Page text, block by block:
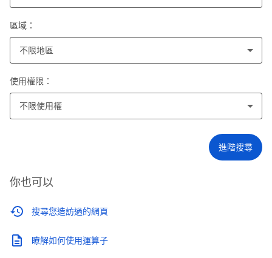
區域：
不限地區
使用權限：
不限使用權
進階搜尋
你也可以
搜尋您造訪過的網頁
瞭解如何使用運算子